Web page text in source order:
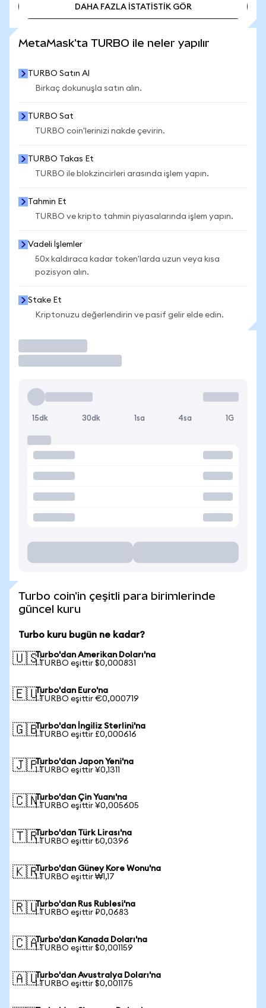
DAHA FAZLA İSTATİSTİK GÖR
MetaMask'ta TURBO ile neler yapılır
TURBO Satın Al
Birkaç dokunuşla satın alın.
TURBO Sat
TURBO coin'lerinizi nakde çevirin.
TURBO Takas Et
TURBO ile blokzincirleri arasında işlem yapın.
Tahmin Et
TURBO ve kripto tahmin piyasalarında işlem yapın.
Vadeli İşlemler
50x kaldıraca kadar token'larda uzun veya kısa
pozisyon alın.
Stake Et
Kriptonuzu değerlendirin ve pasif gelir elde edin.
15dk 30dk 1sa 4sa 1G
Turbo coin'in çeşitli para birimlerinde
güncel kuru
Turbo kuru bugün ne kadar?
🇺🇸Turbo'dan Amerikan Doları'na
1 TURBO eşittir $0,000831
🇪🇺Turbo'dan Euro'na
1 TURBO eşittir €0,000719
🇬🇧Turbo'dan İngiliz Sterlini'na
1 TURBO eşittir £0,000616
🇯🇵Turbo'dan Japon Yeni'na
1 TURBO eşittir ¥0,1311
🇨🇳Turbo'dan Çin Yuanı'na
1 TURBO eşittir ¥0,005605
🇹🇷Turbo'dan Türk Lirası'na
1 TURBO eşittir ₺0,0396
🇰🇷Turbo'dan Güney Kore Wonu'na
1 TURBO eşittir ₩1,17
🇷🇺Turbo'dan Rus Rublesi'na
1 TURBO eşittir ₽0,0683
🇨🇦Turbo'dan Kanada Doları'na
1 TURBO eşittir $0,001159
🇦🇺Turbo'dan Avustralya Doları'na
1 TURBO eşittir $0,001175